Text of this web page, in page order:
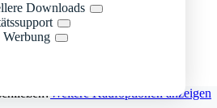
Downloads
Weitere Kaufoptionen anzeigen